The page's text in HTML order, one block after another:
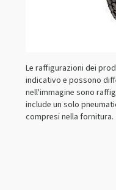
Le raffigurazioni dei
indicativo e possono
nell'immagine sono
include un solo
compresi nella fornitura.